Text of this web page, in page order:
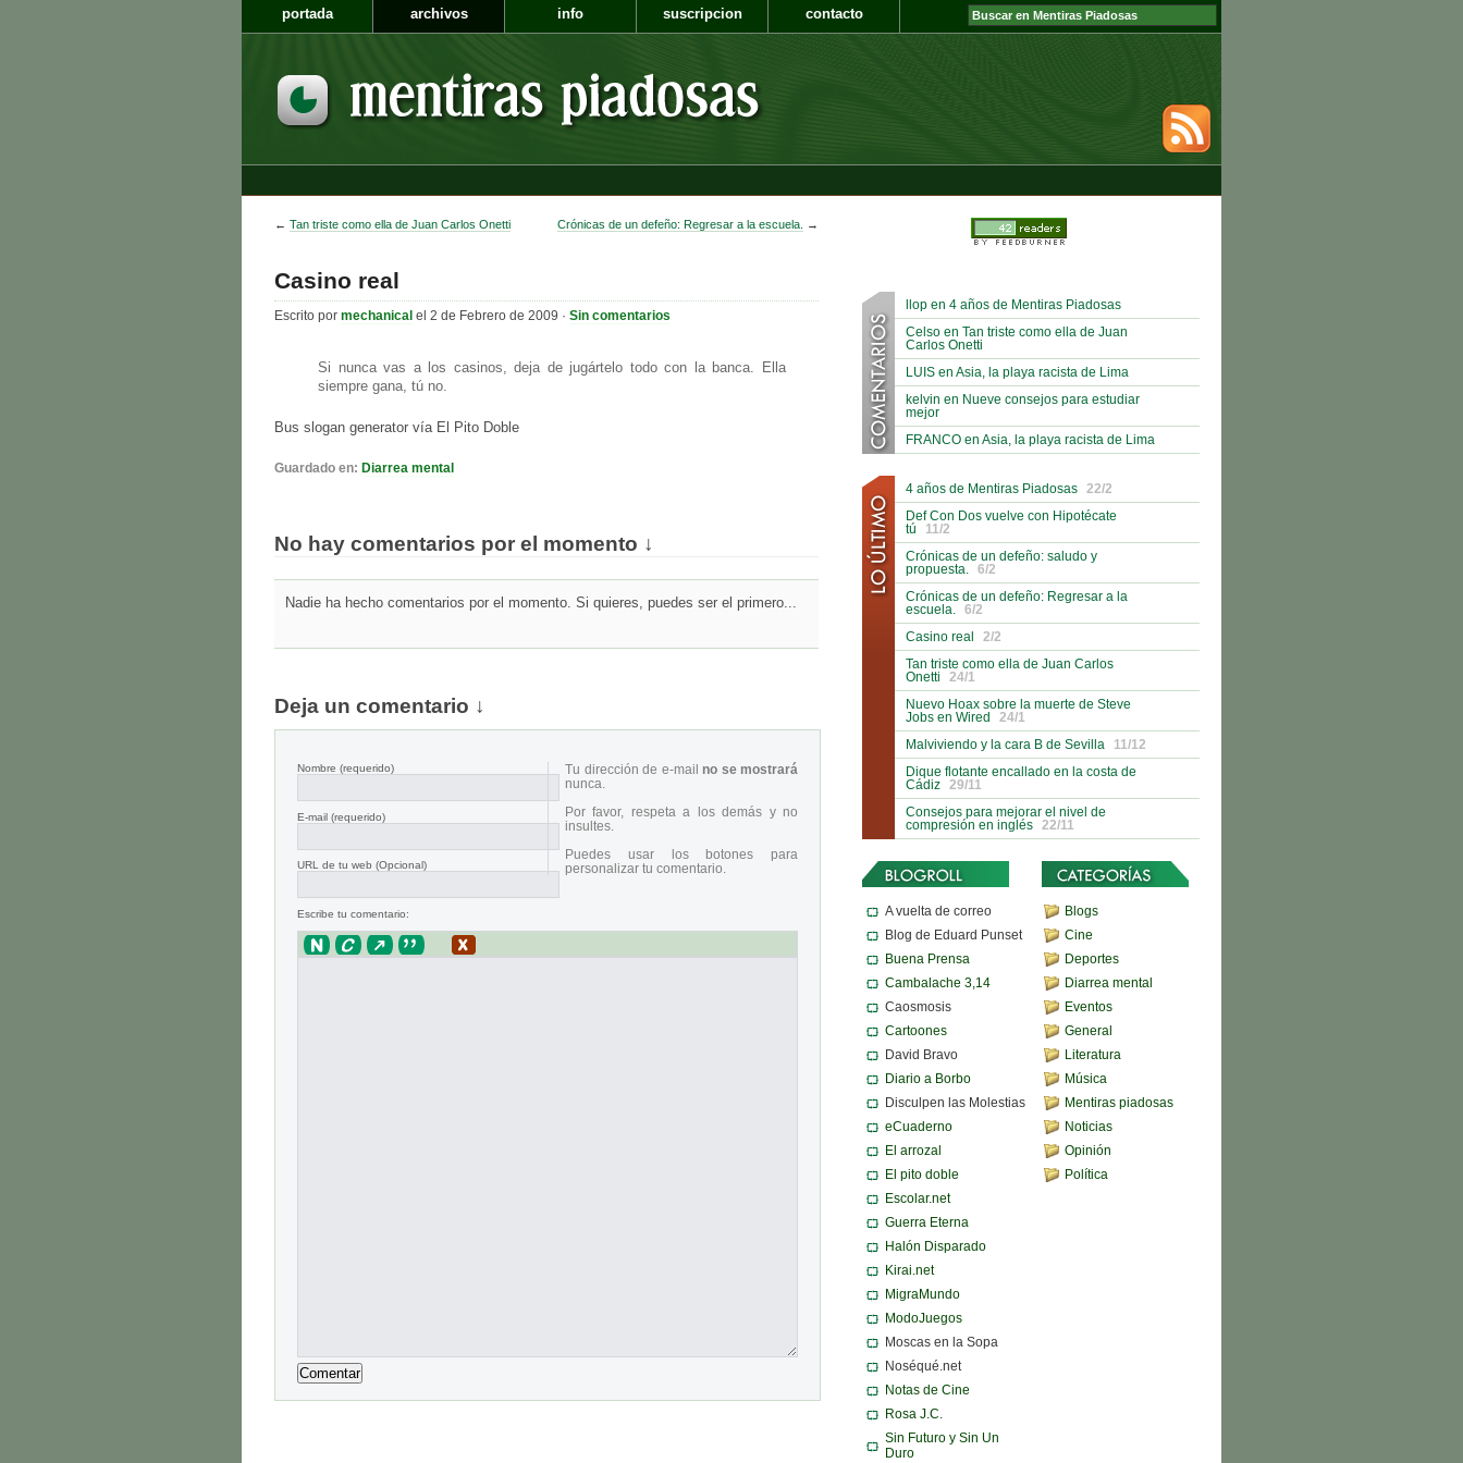
portada archivos info suscripcion contacto
← Tan triste como ella de Juan Carlos Onetti Crónicas de un defeño: Regresar a la escuela. →
Casino real
Escrito por mechanical el 2 de Febrero de 2009 · Sin comentarios
Si nunca vas a los casinos, deja de jugártelo todo con la banca. Ella
siempre gana, tú no.
Bus slogan generator vía El Pito Doble
Guardado en: Diarrea mental
No hay comentarios por el momento ↓
Nadie ha hecho comentarios por el momento. Si quieres, puedes ser el primero...
Deja un comentario ↓
Nombre (requerido)
E-mail (requerido)
URL de tu web (Opcional)
Tu dirección de e-mail no se mostrará
nunca.
Por favor, respeta a los demás y no
insultes.
Puedes usar los botones para
personalizar tu comentario.
Escribe tu comentario:
llop en 4 años de Mentiras Piadosas
Celso en Tan triste como ella de Juan
Carlos Onetti
LUIS en Asia, la playa racista de Lima
kelvin en Nueve consejos para estudiar
mejor
FRANCO en Asia, la playa racista de Lima
4 años de Mentiras Piadosas
22/2
Def Con Dos vuelve con Hipotécate
tú
11/2
Crónicas de un defeño: saludo y
propuesta.
6/2
Crónicas de un defeño: Regresar a la
escuela.
6/2
Casino real
2/2
Tan triste como ella de Juan Carlos
Onetti
24/1
Nuevo Hoax sobre la muerte de Steve
Jobs en Wired
24/1
Malviviendo y la cara B de Sevilla
11/12
Dique flotante encallado en la costa de
Cádiz
29/11
Consejos para mejorar el nivel de
compresión en inglés
22/11
A vuelta de correo
Blog de Eduard Punset
Buena Prensa
Cambalache 3,14
Caosmosis
Cartoones
David Bravo
Diario a Borbo
Disculpen las Molestias
eCuaderno
El arrozal
El pito doble
Escolar.net
Guerra Eterna
Halón Disparado
Kirai.net
MigraMundo
ModoJuegos
Moscas en la Sopa
Noséqué.net
Notas de Cine
Rosa J.C.
Sin Futuro y Sin Un
Duro
Blogs
Cine
Deportes
Diarrea mental
Eventos
General
Literatura
Música
Mentiras piadosas
Noticias
Opinión
Política